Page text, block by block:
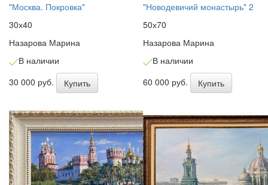
"Москва. Покровка"
30х40
Назарова Марина
В наличии
30 000 руб.
Купить
"Новодевичий монастырь" 2
50х70
Назарова Марина
В наличии
60 000 руб.
Купить